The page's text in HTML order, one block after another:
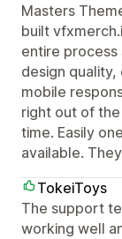
Masters
built
entire process
design
mobile
right out of
time. Easily
available.
TokeiToys
The support
working well